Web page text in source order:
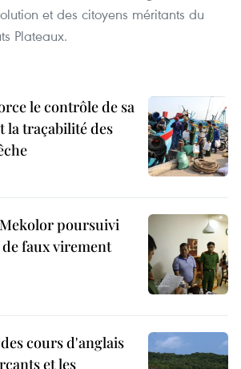
et des citoyens méritants du
Plateaux.
le contrôle de sa
la traçabilité des
poursuivi
faux virement
cours d'anglais
et les